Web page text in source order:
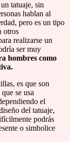
tatuaje, sin
hablan al
pero es un tipo
otros
realizarse un
ser muy
hombres como
es que son
se usa
el
del tatuaje,
podrás
o simbolice